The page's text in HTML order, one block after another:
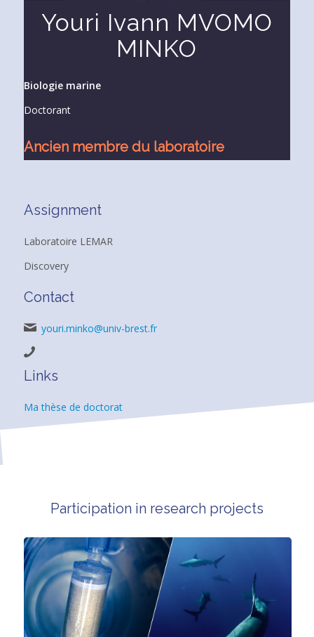
Youri Ivann MVOMO
MINKO
Biologie marine
Doctorant
Ancien membre du laboratoire
Assignment
Laboratoire LEMAR
Discovery
Contact
youri.minko@univ-brest.fr
Links
Ma thèse de doctorat
Participation in research projects